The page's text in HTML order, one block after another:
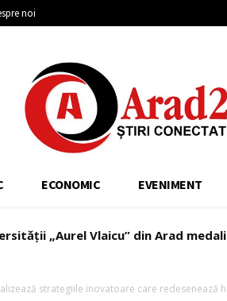
noi
ECONOMIC EVENIMENT
„Aurel Vlaicu” din Arad
strategiile inovatoare care redesenează